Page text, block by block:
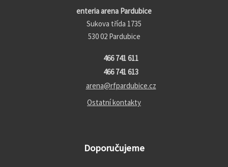
enteria arena Pardubice
Sukova třída 1735
530 02 Pardubice
466 741 611
466 741 613
arena@rfpardubice.cz
Ostatní kontakty
Doporučujeme